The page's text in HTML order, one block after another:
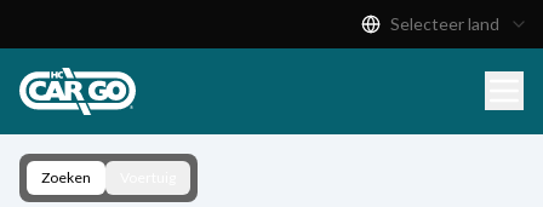
Download
Contact
Selecteer land
Zoeken